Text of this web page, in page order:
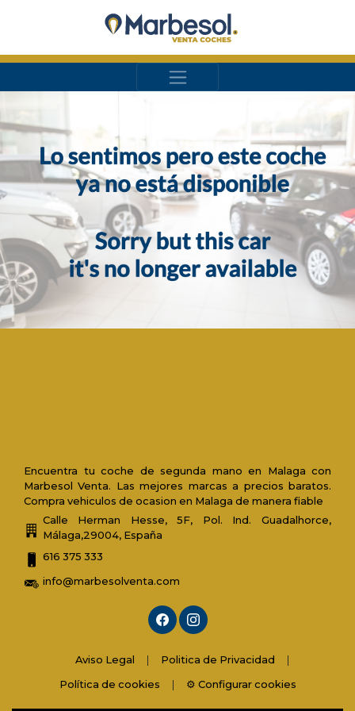
Encuentra tu coche de segunda mano en Malaga con
Marbesol Venta. Las mejores marcas a precios baratos.
Compra vehiculos de ocasion en Malaga de manera fiable
Calle Herman Hesse, 5F, Pol. Ind. Guadalhorce,
Málaga,29004, España
616 375 333
info@marbesolventa.com
Aviso Legal | Politica de Privacidad
|
Política de cookies
| ⚙️ Configurar cookies